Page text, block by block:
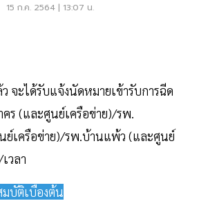
15 ก.ค. 2564 | 13:07 น.
จะได้รับแจ้งนัดหมายเข้ารับการฉีด
ร (และศูนย์เครือข่าย)/รพ.
เครือข่าย)/รพ.บ้านแพ้ว (และศูนย์
วลา
บัติเบื้องต้น